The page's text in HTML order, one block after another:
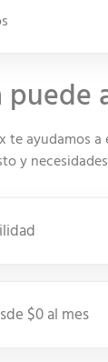
puede
te ayudamos
y
$0 al mes